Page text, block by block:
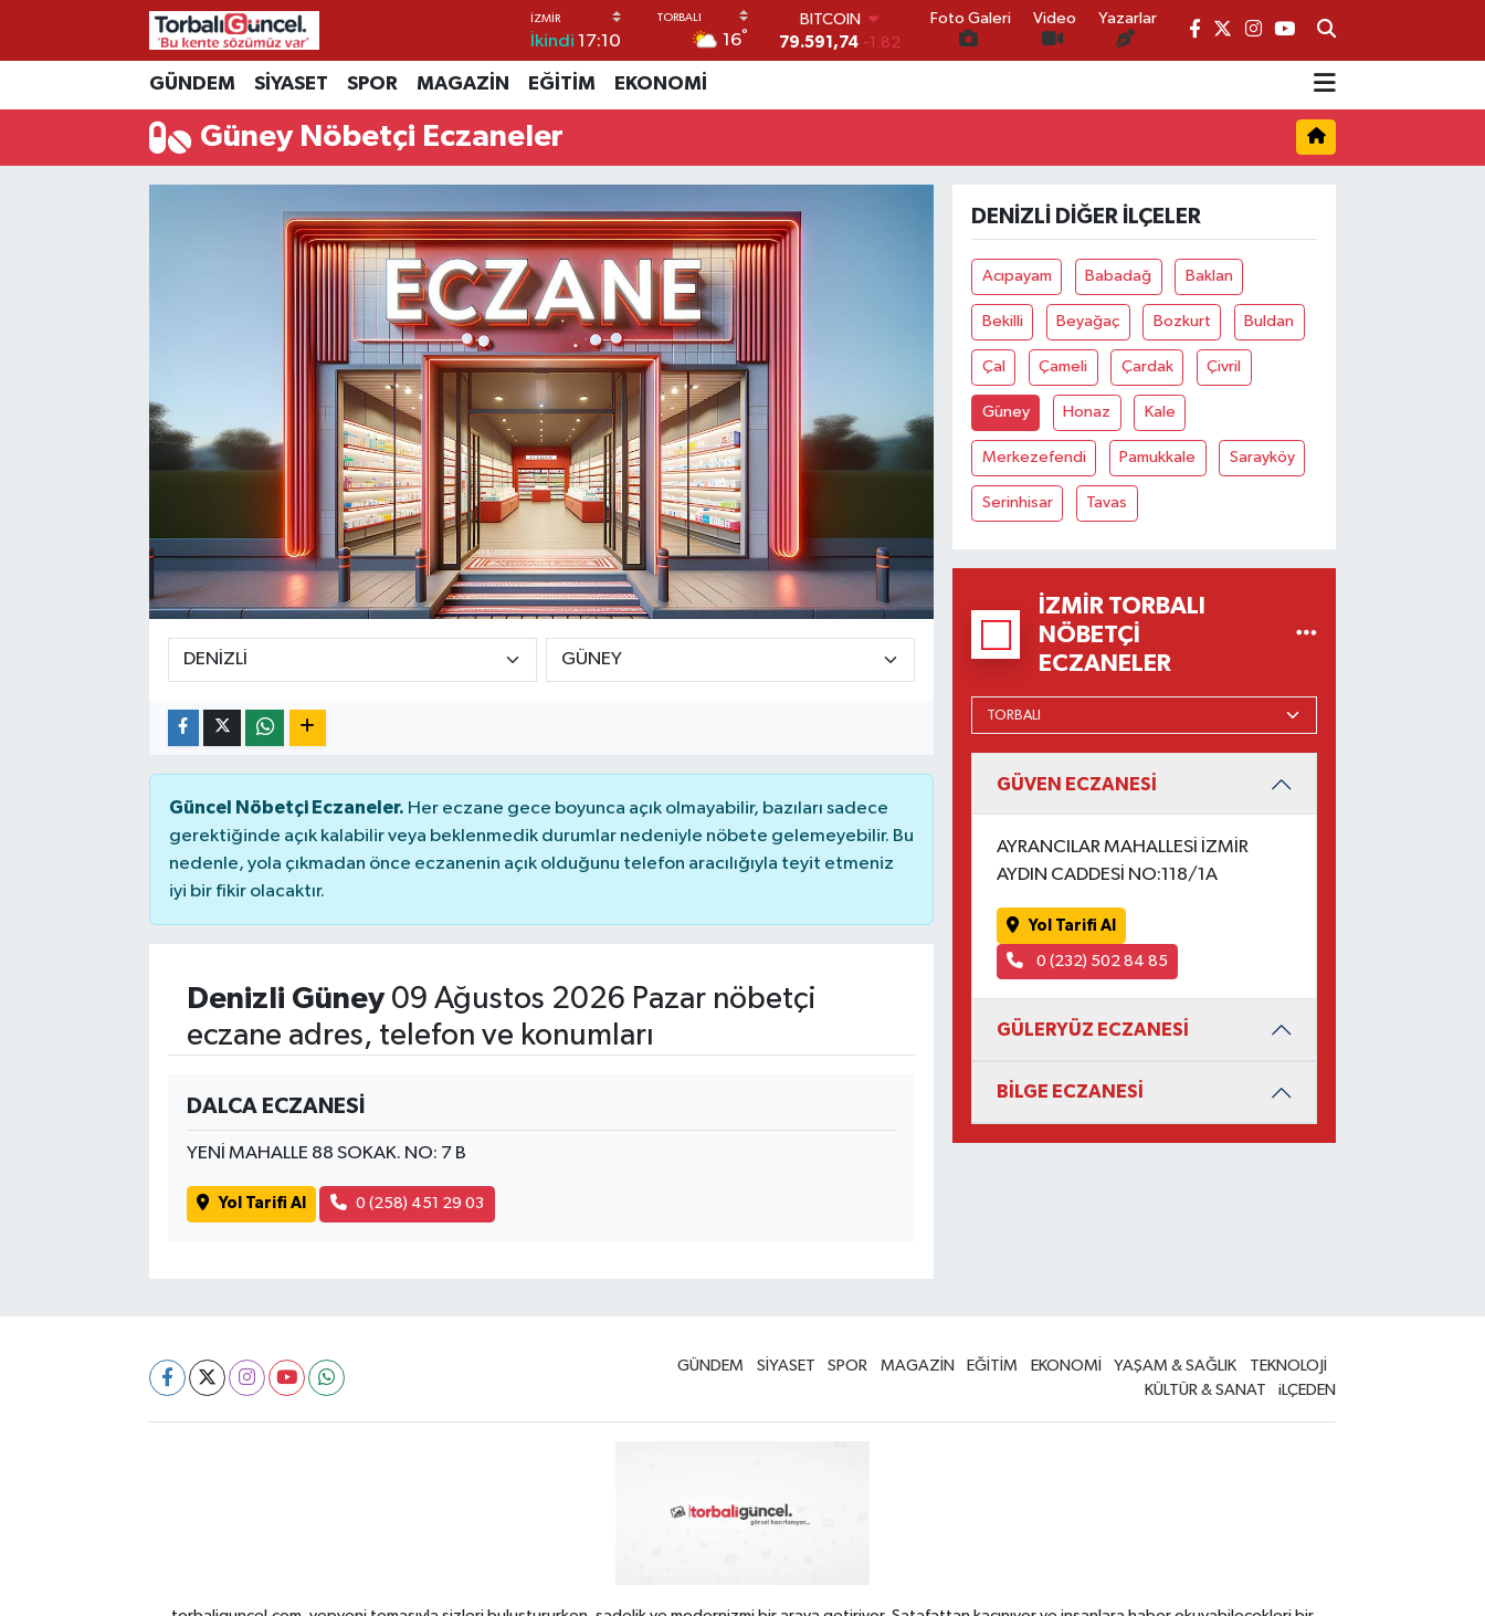
İkindi 17:10 16°
BITCOIN
79.591,74 -1.82
DOLAR
EURO
61,60380 0.18
6862,09000
Foto Galeri Video Yazarlar
GÜNDEM SİYASET SPOR MAGAZİN EĞİTİM EKONOMİ
Güney Nöbetçi Eczaneler
Güncel Nöbetçi Eczaneler. Her eczane gece boyunca açık olmayabilir, bazıları sadece
gerektiğinde açık kalabilir veya beklenmedik durumlar nedeniyle nöbete gelemeyebilir. Bu
nedenle, yola çıkmadan önce eczanenin açık olduğunu telefon aracılığıyla teyit etmeniz
iyi bir fikir olacaktır.
Denizli Güney09 Ağustos 2026 Pazar nöbetçi
eczane adres, telefon ve konumları
DALCA ECZANESİ
YENİ MAHALLE 88 SOKAK. NO: 7 B
Yol Tarifi Al 0 (258) 451 29 03
DENIZLI DIĞER İLÇELER
Acıpayam Babadağ Baklan
Bekilli Beyağaç Bozkurt Buldan
Çal Çameli Çardak Çivril
Güney Honaz Kale
Merkezefendi Pamukkale Sarayköy
Serinhisar Tavas
İZMIR TORBALI
NÖBETÇI
ECZANELER
GÜVEN ECZANESİ
AYRANCILAR MAHALLESİ İZMİR
AYDIN CADDESİ NO:118/1A
Yol Tarifi Al
0 (232) 502 84 85
GÜLERYÜZ ECZANESİ
BİLGE ECZANESİ
GÜNDEM SİYASET SPOR MAGAZİN EĞİTİM EKONOMİ YAŞAM & SAĞLIK
TEKNOLOJİ
KÜLTÜR & SANAT
iLÇEDEN
İzmir Nöbetçi Eczaneler
İzmir Hava Durumu
İzmir Trafik Yoğunluk Haritası
Son Dakika Haberleri